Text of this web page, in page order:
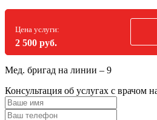
Цена услуги:
2 500 руб.
Мед. бригад на линии – 9
Консультация об услугах с врачом